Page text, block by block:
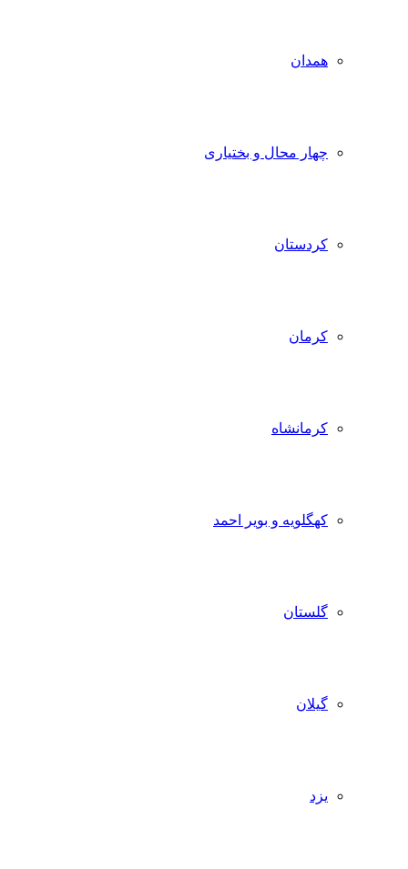
همدان
چهار محال و بختیاری
کردستان
کرمان
کرمانشاه
کهگلویه و بویر احمد
گلستان
گیلان
یزد